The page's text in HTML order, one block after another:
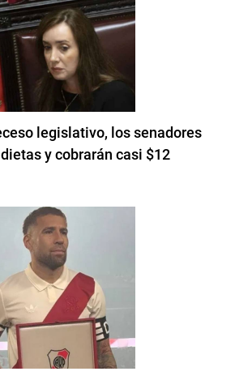
legislativo, los senadores
y cobrarán casi $12